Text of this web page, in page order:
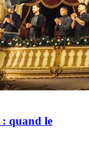
: quand le